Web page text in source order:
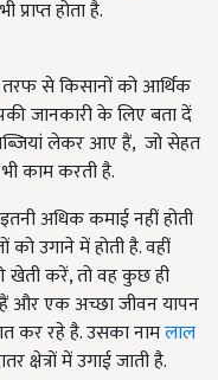
होता है.
से किसानों को आर्थिक
जानकारी के लिए बता दें
लेकर आए हैं, जो सेहत
काम करती है.
अधिक कमाई नहीं होती
उगाने में होती है. वहीं
करें, तो वह कुछ ही
और एक अच्छा जीवन यापन
कर रहे है. उसका नामलाल
क्षेत्रों में उगाई जाती है.